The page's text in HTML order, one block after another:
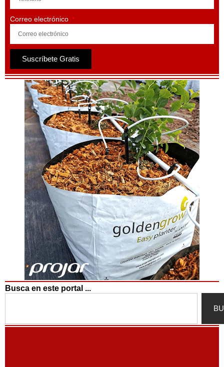
Correo electrónico
Suscríbete Gratis
Busca en este portal ...